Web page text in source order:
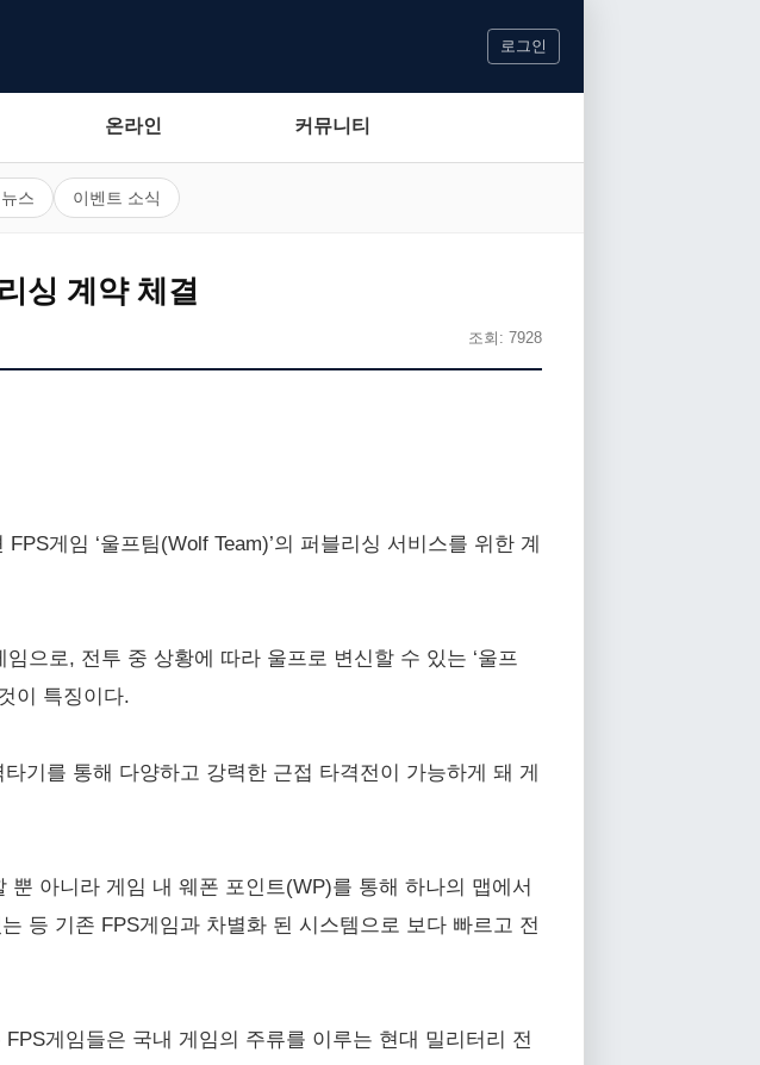
로그인
온라인 커뮤니티
스 이벤트 소식
싱 계약 체결
조회: 7928
게임 ‘울프팀(Wolf Team)’의 퍼블리싱 서비스를 위한 계
으로, 전투 중 상황에 따라 울프로 변신할 수 있는 ‘울프
이 특징이다.
기를 통해 다양하고 강력한 근접 타격전이 가능하게 돼 게
뿐 아니라 게임 내 웨폰 포인트(WP)를 통해 하나의 맵에서
등 기존 FPS게임과 차별화 된 시스템으로 보다 빠르고 전
게임들은 국내 게임의 주류를 이루는 현대 밀리터리 전